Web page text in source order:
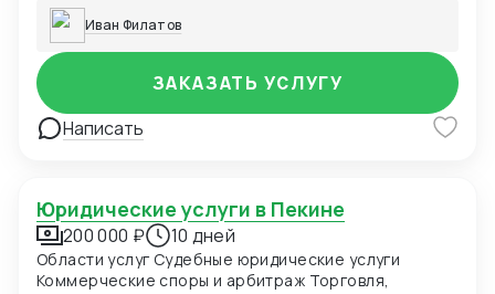
Иван Филатов
Написать
ЗАКАЗАТЬ УСЛУГУ
Юридические услуги в Пекине
200 000 ₽ 10 дней
Области услуг Судебные юридические услуги
Коммерческие споры и арбитраж Торговля,